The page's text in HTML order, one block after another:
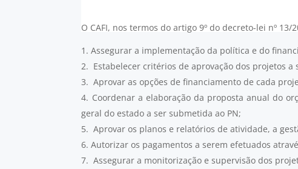
O CAFI, nos termos do artigo 9º do decreto-lei nº
Assegurar a implementação da política e do
Estabelecer critérios de aprovação dos projetos
Aprovar as opções de financiamento de cada
Coordenar a elaboração da proposta anual do
geral do estado a ser submetida ao PN;
Aprovar os planos e relatórios de atividade, a
Autorizar os pagamentos a serem efetuados
Assegurar a monitorização e supervisão dos